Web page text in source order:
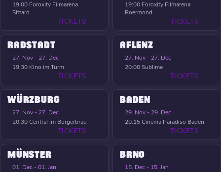
19:00 Foroxity Filmarena
Sittard
TICKETS
19:00 Foroxity Filmarena
Roermond
TICKETS
RADSTADT
27. Nov - 27. Dec
19:30 Kino im Turm
TICKETS
AFLENZ
27. Nov - 27. Dec
20:00Sublime
TICKETS
WÜRZBURG
27. Nov - 27. Dec
20:30Central im Bürgerbräu
TICKETS
BADEN
29. Nov - 29. Dec
20:15Cinema Paradiso Baden
TICKETS
MÜNSTER
01. Dec - 01. Jan
BRNO
15. Dec - 15. Jan